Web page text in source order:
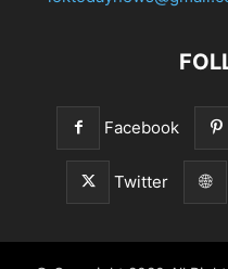
Facebook
Twitter